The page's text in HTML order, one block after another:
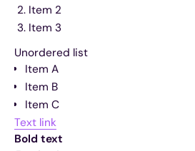
Item 2
Item 3
Unordered list
Item A
Item B
Item C
Text link
Bold text